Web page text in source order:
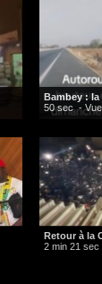
Bambey : la
50 sec -
Retour à la
2 min 21 sec